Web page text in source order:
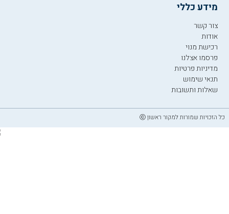
מידע כללי
צור קשר
אודות
רכישת מנוי
פרסמו אצלנו
מדיניות פרטיות
תנאי שימוש
שאלות ותשובות
כל הזכויות שמורות למקור ראשון ⓒ